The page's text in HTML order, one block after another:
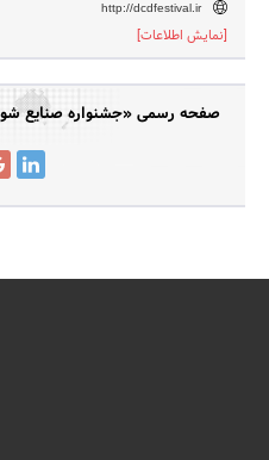
http://dcdfestival.ir
[نمایش اطلاعات]
صفحه رسمی «جشنواره صنایع